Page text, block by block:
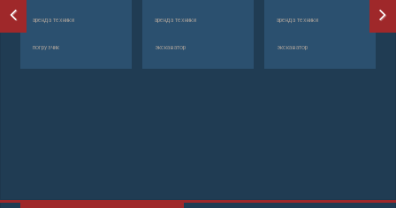
аренда техники
погрузчик
аренда техники
экскаватор
аренда техники
экскаватор